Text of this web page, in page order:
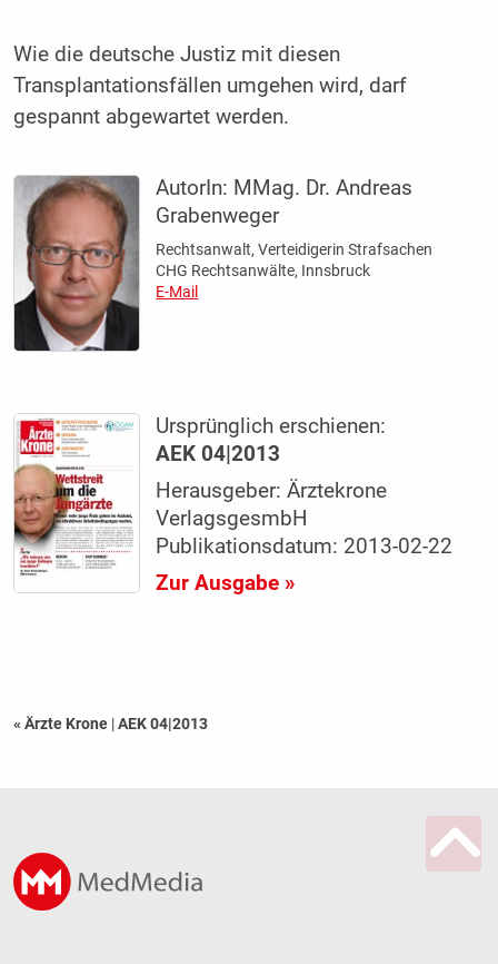
Wie die deutsche Justiz mit diesen
Transplantationsfällen umgehen wird, darf
gespannt abgewartet werden.
AutorIn: MMag. Dr. Andreas
Grabenweger
Rechtsanwalt, Verteidigerin Strafsachen
CHG Rechtsanwälte, Innsbruck
E-Mail
Ursprünglich erschienen:
AEK 04|2013
Herausgeber: Ärztekrone
VerlagsgesmbH
Publikationsdatum: 2013-02-22
Zur Ausgabe »
« Ärzte Krone |AEK 04|2013